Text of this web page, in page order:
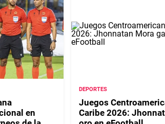
en
DEPORTES
Juegos
Caribe 2026: